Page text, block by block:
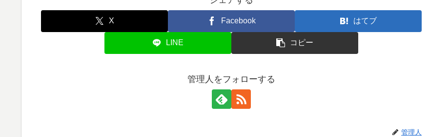
X Facebook はてブ
LINE コピー
管理人をフォローする
管理人